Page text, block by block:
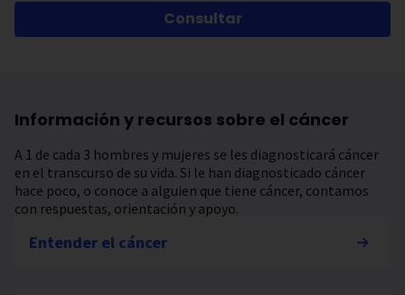
Consultar
Información y recursos sobre el cáncer
A 1 de cada 3 hombres y mujeres se les diagnosticará cáncer
en el transcurso de su vida. Si le han diagnosticado cáncer
hace poco, o conoce a alguien que tiene cáncer, contamos
con respuestas, orientación y apoyo.
Entender el cáncer